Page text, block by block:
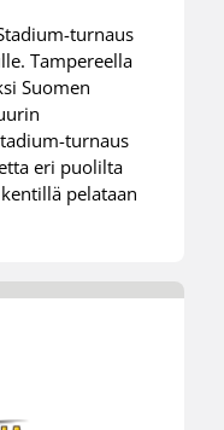
turnaus
Tampereella
Suomen
turnaus
eri puolilta
pelataan